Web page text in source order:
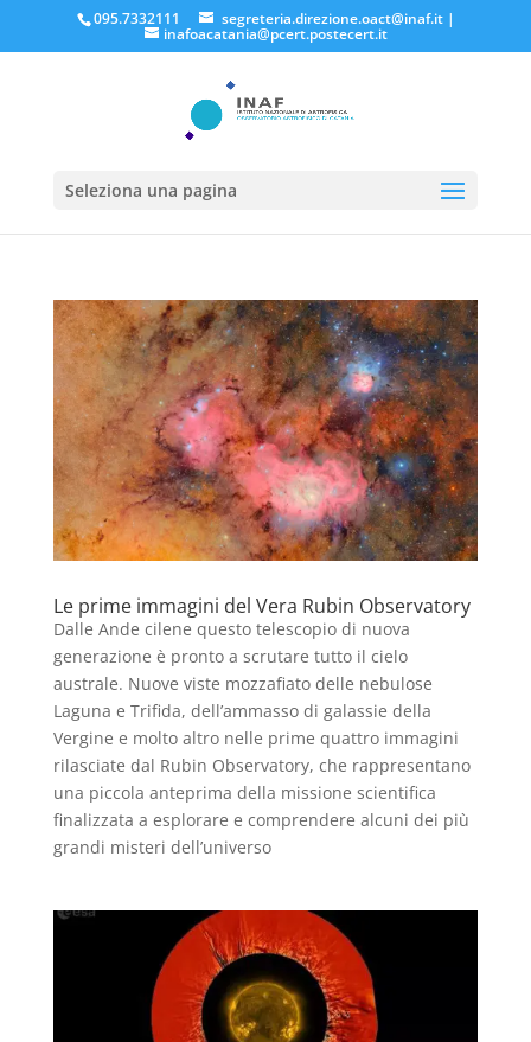
095.7332111 segreteria.direzione.oact@inaf.it|
inafoacatania@pcert.postecert.it
Seleziona una pagina
Le prime immagini del Vera Rubin Observatory
Dalle Ande cilene questo telescopio di nuova
generazione è pronto a scrutare tutto il cielo
australe. Nuove viste mozzafiato delle nebulose
Laguna e Trifida, dell’ammasso di galassie della
Vergine e molto altro nelle prime quattro immagini
rilasciate dal Rubin Observatory, che rappresentano
una piccola anteprima della missione scientifica
finalizzata a esplorare e comprendere alcuni dei più
grandi misteri dell’universo